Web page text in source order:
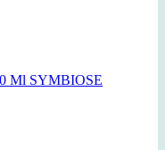
Ml SYMBIOSE